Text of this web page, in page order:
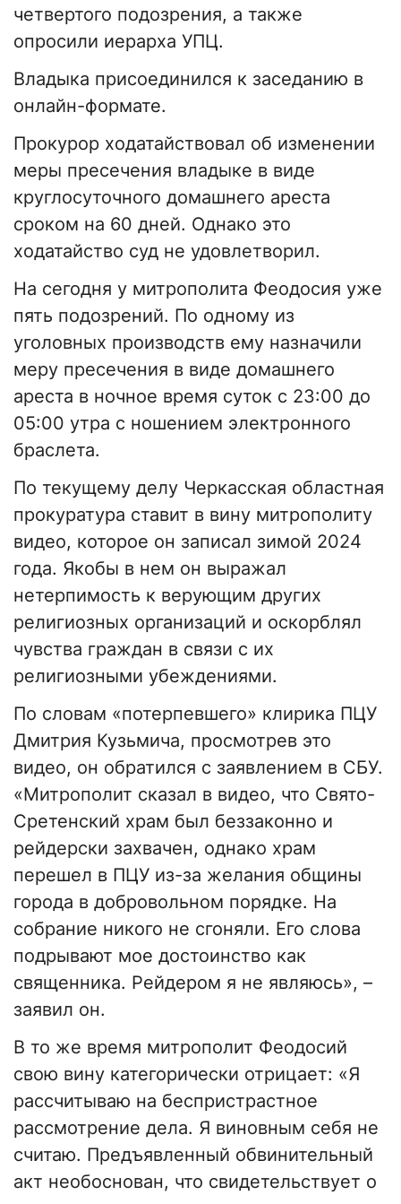
четвертого подозрения, а также
опросили иерарха УПЦ.
Владыка присоединился к заседанию в
онлайн-формате.
Прокурор ходатайствовал об изменении
меры пресечения владыке в виде
круглосуточного домашнего ареста
сроком на 60 дней. Однако это
ходатайство суд не удовлетворил.
На сегодня у митрополита Феодосия уже
пять подозрений. По одному из
уголовных производств ему назначили
меру пресечения в виде домашнего
ареста в ночное время суток с 23:00 до
05:00 утра с ношением электронного
браслета.
По текущему делу Черкасская областная
прокуратура ставит в вину митрополиту
видео, которое он записал зимой 2024
года. Якобы в нем он выражал
нетерпимость к верующим других
религиозных организаций и оскорблял
чувства граждан в связи с их
религиозными убеждениями.
По словам «потерпевшего» клирика ПЦУ
Дмитрия Кузьмича, просмотрев это
видео, он обратился с заявлением в СБУ.
«Митрополит сказал в видео, что Свято-
Сретенский храм был беззаконно и
рейдерски захвачен, однако храм
перешел в ПЦУ из-за желания общины
города в добровольном порядке. На
собрание никого не сгоняли. Его слова
подрывают мое достоинство как
священника. Рейдером я не являюсь», –
заявил он.
В то же время митрополит Феодосий
свою вину категорически отрицает: «Я
рассчитываю на беспристрастное
рассмотрение дела. Я виновным себя не
считаю. Предъявленный обвинительный
акт необоснован, что свидетельствует о